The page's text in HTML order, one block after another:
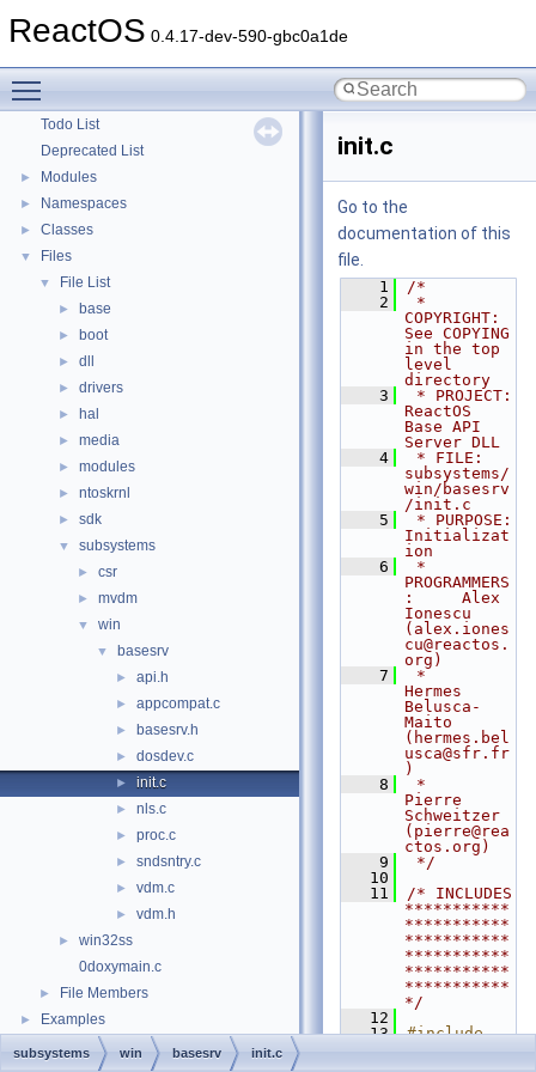
ReactOS 0.4.17-dev-590-gbc0a1de
Optimization hints
Implementation Notes
BSD License
►
Todo List
Deprecated List
► Modules
► Namespaces
► Classes
▼ Files
▼ File List
► base
► boot
► dll
► drivers
► hal
► media
► modules
► ntoskrnl
► sdk
▼ subsystems
► csr
► mvdm
▼ win
▼ basesrv
► api.h
► appcompat.c
► basesrv.h
► dosdev.c
► init.c
► nls.c
► proc.c
► sndsntry.c
► vdm.c
► vdm.h
►
win32ss
0doxymain.c
► File Members
► Examples
init.c
Go to the
documentation of this
file.
    1
/*
    2
*
COPYRIGHT:
See COPYING
in the top
level
directory
    3
* PROJECT:
ReactOS
Base API
Server DLL
    4
* FILE:
subsystems/
win/basesrv
/init.c
    5
* PURPOSE:
Initializat
ion
    6
*
PROGRAMMERS
:     Alex
Ionescu
(alex.iones
cu@reactos.
org)
    7
*
Hermes
Belusca-
Maito
(hermes.bel
usca@sfr.fr
)
    8
*
Pierre
Schweitzer
(pierre@rea
ctos.org)
    9
*/
   10
   11
/* INCLUDES
***********
***********
***********
***********
***********
***********
*/
   12
   13
#include
subsystems win basesrv init.c